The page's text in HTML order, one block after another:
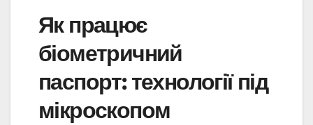
Як працює
біометричний
паспорт: технології під
мікроскопом